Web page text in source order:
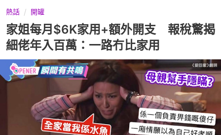
熱話 開罐
家姐每月$6K家用+額外開支 報稅驚揭
細佬年入百萬：一路冇比家用